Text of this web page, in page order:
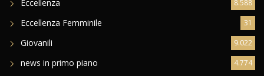
Eccellenza 8.588
Eccellenza Femminile 31
Giovanili 9.022
news in primo piano 4.774